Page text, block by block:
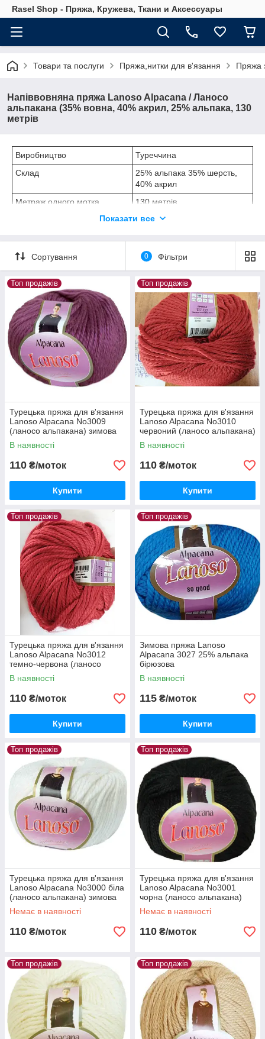
Rasel Shop - Пряжа, Кружева, Ткани и Аксессуары
Товари та послуги Пряжа,нитки для в'язання Пряжа
Напіввовняна пряжа Lanoso Alpacana / Ланосо
альпакана (35% вовна, 40% акрил, 25% альпака, 130
метрів
Виробництво
Туреччина
Склад
25% альпака 35% шерсть,
40% акрил
Метраж одного мотка
130 метрів
100 грам
Спиці
5 - 5,5 мм
Показати все
Сортування 0 Фільтри
Топ продажів
Турецька пряжа для в'язання
Lanoso Alpacana No3009
(ланосо альпакана) зимова
пряжа
В наявності
110 ₴/моток
Купити
Топ продажів
Турецька пряжа для в'язання
Lanoso Alpacana No3010
червоний (ланосо альпакана)
зимова пряжа
В наявності
110 ₴/моток
Купити
Топ продажів
Турецька пряжа для в'язання
Lanoso Alpacana No3012
темно-червона (ланосо
альпакана) зимова пряжа
В наявності
110 ₴/моток
Купити
Топ продажів
Зимова пряжа Lanoso
Alpacana 3027 25% альпака
бірюзова
В наявності
115 ₴/моток
Купити
Топ продажів
Турецька пряжа для в'язання
Lanoso Alpacana No3000 біла
(ланосо альпакана) зимова
пряжа
Немає в наявності
110 ₴/моток
Топ продажів
Турецька пряжа для в'язання
Lanoso Alpacana No3001
чорна (ланосо альпакана)
зимова пряжа
Немає в наявності
110 ₴/моток
Топ продажів Топ продажів